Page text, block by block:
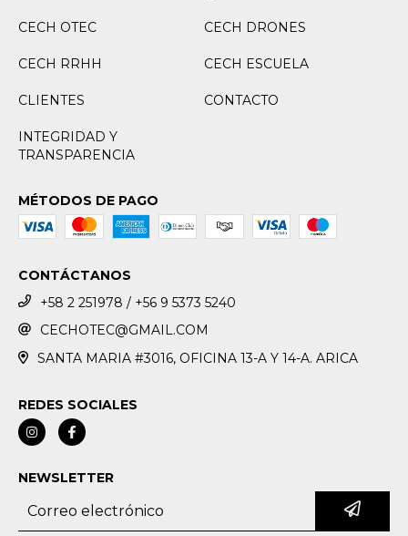
CECH OTEC CECH DRONES
CECH RRHH CECH ESCUELA
CLIENTES CONTACTO
INTEGRIDAD Y
TRANSPARENCIA
MÉTODOS DE PAGO
CONTÁCTANOS
+58 2 251978 / +56 9 5373 5240
CECHOTEC@GMAIL.COM
SANTA MARIA #3016, OFICINA 13-A Y 14-A. ARICA
REDES SOCIALES
NEWSLETTER